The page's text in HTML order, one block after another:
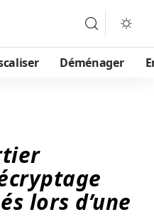
Déménager
lors d’une